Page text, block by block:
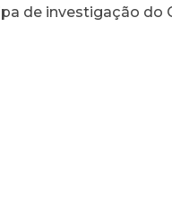
de investigação do